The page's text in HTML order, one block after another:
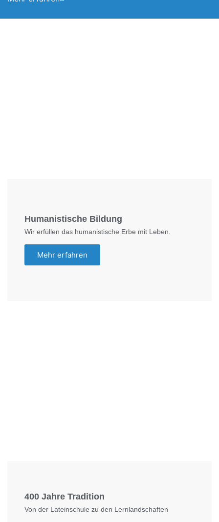
Humanistische Bildung
Wir erfüllen das humanistische Erbe mit Leben.
Mehr erfahren
400 Jahre Tradition
Von der Lateinschule zu den Lernlandschaften